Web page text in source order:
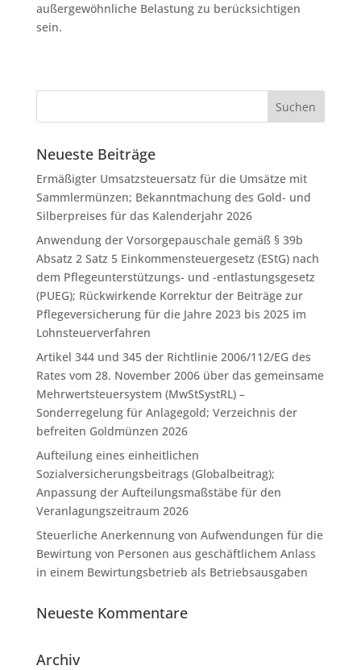
außergewöhnliche Belastung zu berücksichtigen
sein.
Neueste Beiträge
Ermäßigter Umsatzsteuersatz für die Umsätze mit
Sammlermünzen; Bekanntmachung des Gold- und
Silberpreises für das Kalenderjahr 2026
Anwendung der Vorsorgepauschale gemäß § 39b
Absatz 2 Satz 5 Einkommensteuergesetz (EStG) nach
dem Pflegeunterstützungs- und -entlastungsgesetz
(PUEG); Rückwirkende Korrektur der Beiträge zur
Pflegeversicherung für die Jahre 2023 bis 2025 im
Lohnsteuerverfahren
Artikel 344 und 345 der Richtlinie 2006/112/EG des
Rates vom 28. November 2006 über das gemeinsame
Mehrwertsteuersystem (MwStSystRL) –
Sonderregelung für Anlagegold; Verzeichnis der
befreiten Goldmünzen 2026
Aufteilung eines einheitlichen
Sozialversicherungsbeitrags (Globalbeitrag);
Anpassung der Aufteilungsmaßstäbe für den
Veranlagungszeitraum 2026
Steuerliche Anerkennung von Aufwendungen für die
Bewirtung von Personen aus geschäftlichem Anlass
in einem Bewirtungsbetrieb als Betriebsausgaben
Neueste Kommentare
Archiv